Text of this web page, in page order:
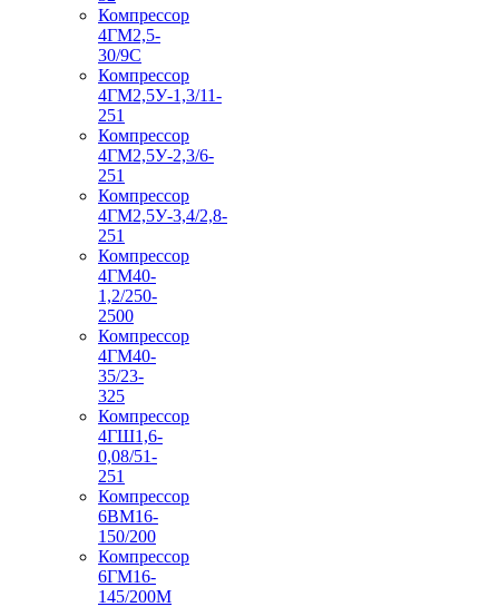
Компрессор
4ГМ2,5-
30/9С
Компрессор
4ГМ2,5У-1,3/11-
251
Компрессор
4ГМ2,5У-2,3/6-
251
Компрессор
4ГМ2,5У-3,4/2,8-
251
Компрессор
4ГМ40-
1,2/250-
2500
Компрессор
4ГМ40-
35/23-
325
Компрессор
4ГШ1,6-
0,08/51-
251
Компрессор
6ВМ16-
150/200
Компрессор
6ГМ16-
145/200М